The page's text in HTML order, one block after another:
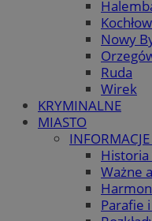
Nowy
Ruda
Wirek
KRYMINALNE
MIASTO
Historia
Ważne
Parafie